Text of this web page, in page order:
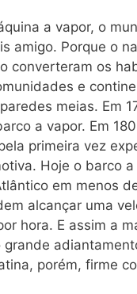
a vapor, o
amigo. Porque o
converteram os
e
meias. Em
a vapor. Em
primeira vez
Hoje o barco
em menos
alcançar uma
hora. E assim a
grande
porém, firme